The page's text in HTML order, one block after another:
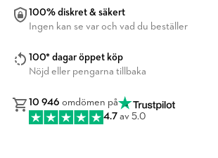
100% diskret & säkert
Ingen kan se var och vad du beställer
100* dagar öppet köp
Nöjd eller pengarna tillbaka
10 946 omdömen på
4.7 av 5.0